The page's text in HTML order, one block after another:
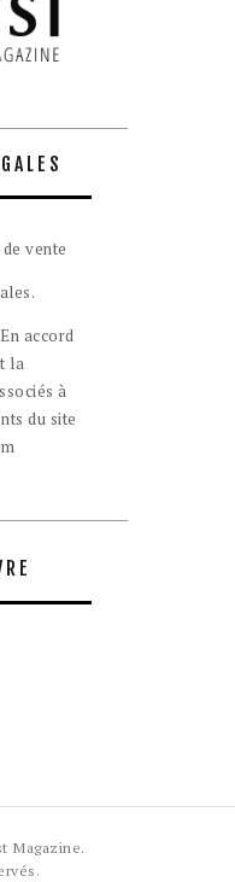
vente
accord
la
à
du site
Magazine.